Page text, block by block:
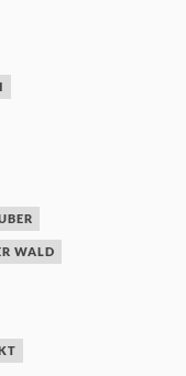
WALD